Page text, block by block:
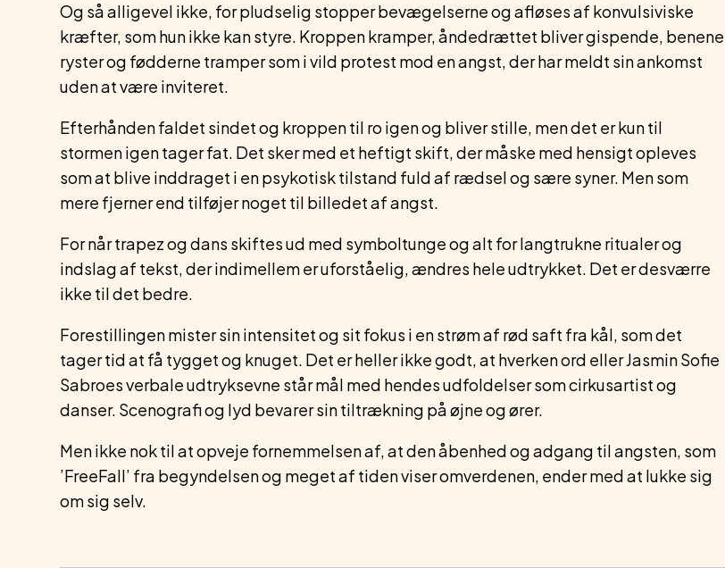
Og så alligevel ikke, for pludselig stopper bevægelserne og afløses af konvulsiviske
kræfter, som hun ikke kan styre. Kroppen kramper, åndedrættet bliver gispende, benene
ryster og fødderne tramper som i vild protest mod en angst, der har meldt sin ankomst
uden at være inviteret.
Efterhånden faldet sindet og kroppen til ro igen og bliver stille, men det er kun til
stormen igen tager fat. Det sker med et heftigt skift, der måske med hensigt opleves
som at blive inddraget i en psykotisk tilstand fuld af rædsel og sære syner. Men som
mere fjerner end tilføjer noget til billedet af angst.
For når trapez og dans skiftes ud med symboltunge og alt for langtrukne ritualer og
indslag af tekst, der indimellem er uforståelig, ændres hele udtrykket. Det er desværre
ikke til det bedre.
Forestillingen mister sin intensitet og sit fokus i en strøm af rød saft fra kål, som det
tager tid at få tygget og knuget. Det er heller ikke godt, at hverken ord eller Jasmin Sofie
Sabroes verbale udtryksevne står mål med hendes udfoldelser som cirkusartist og
danser. Scenografi og lyd bevarer sin tiltrækning på øjne og ører.
Men ikke nok til at opveje fornemmelsen af, at den åbenhed og adgang til angsten, som
’FreeFall’ fra begyndelsen og meget af tiden viser omverdenen, ender med at lukke sig
om sig selv.